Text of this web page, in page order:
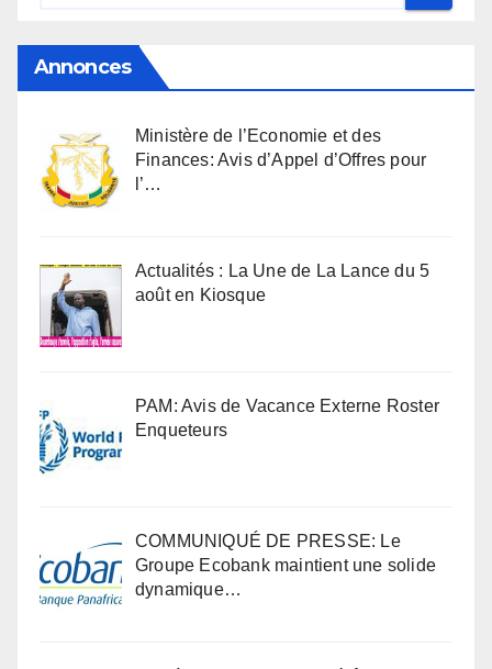
Annonces
Ministère de l’Economie et des
Finances: Avis d’Appel d’Offres pour
l’…
Actualités : La Une de La Lance du 5
août en Kiosque
PAM: Avis de Vacance Externe Roster
Enqueteurs
COMMUNIQUÉ DE PRESSE: Le
Groupe Ecobank maintient une solide
dynamique…